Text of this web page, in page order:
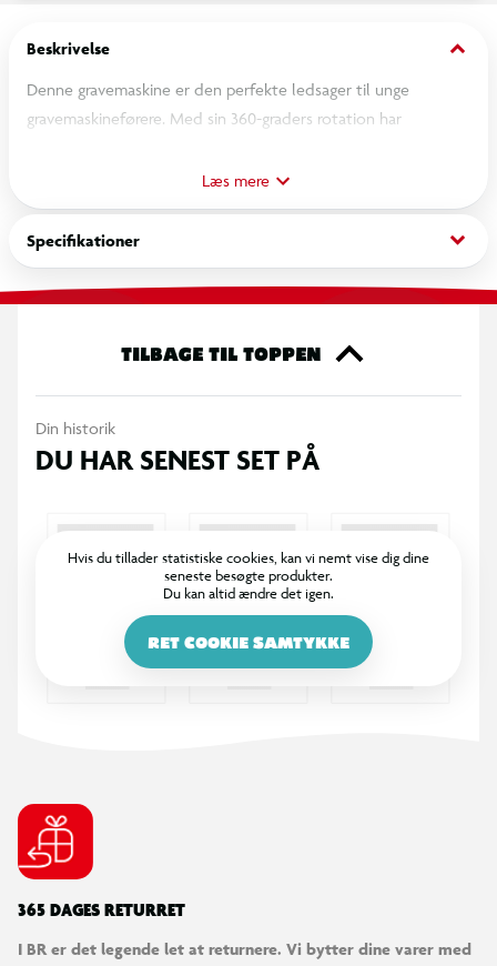
Beskrivelse keyboard_arrow_down
Denne gravemaskine er den perfekte ledsager til unge
gravemaskineførere. Med sin 360-graders rotation har
køretøjet. Den bevægelige gravearm kan forlænges og trækkes
tilbage med hånden med håndtaget og læsser
transportgodset med sin skovl, der nemt kan tømmes med
det fastgjorte reb. Et fantastisk entreprenørkøretøj til
"byggepladser" i børneværelset derhjemme, der imponerer
Læs mere
Specifikationer keyboard_arrow_down
TILBAGE TIL TOPPEN
Din historik
DU HAR SENEST SET PÅ
Hvis du tillader statistiske cookies, kan vi nemt vise dig dine
seneste besøgte produkter.
Du kan altid ændre det igen.
RET COOKIE SAMTYKKE
365 DAGES RETURRET
I BR er det legende let at returnere. Vi bytter dine varer med